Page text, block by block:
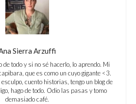
Sierra Arzuffi
de todo y si no sé hacerlo, lo aprendo. Mi
que es como un cuyo gigante <3.
cuento historias, tengo un blog de
hago de todo. Odio las pasas y tomo
demasiado café.